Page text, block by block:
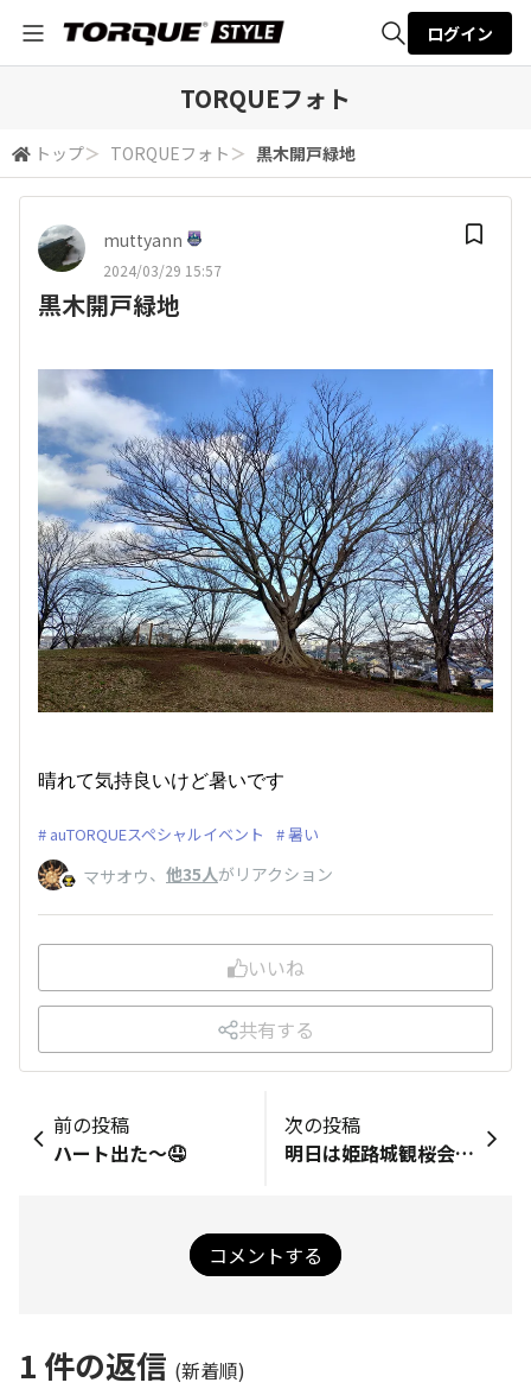
検索
ログイン
TORQUEフォト
トップ＞ TORQUEフォト ＞ 黒木開戸緑地
muttyann
2024/03/29 15:57
黒木開戸緑地
晴れて気持良いけど暑いです
auTORQUEスペシャルイベント 暑い
マサオウ、 他35人がリアクション
いいね
共有する
前の投稿
ハート出た～🤤
次の投稿
明日は姫路城観桜会…
コメントする
1 件の返信 (新着順)